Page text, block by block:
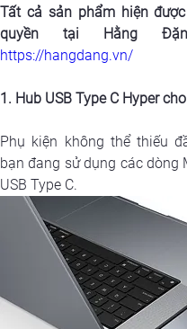
Tất cả sản phẩm hiện
https://hangdang.vn/
1. Hub USB Type C Hyper
Phụ kiện không thể thiếu
bạn đang sử dụng các dòng
USB Type C.